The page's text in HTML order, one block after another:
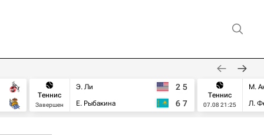
Теннис
Завершен
Э. Ли
Е. Рыбакина
2 5
6 7
Теннис
07.08 21:25
М.
Л.